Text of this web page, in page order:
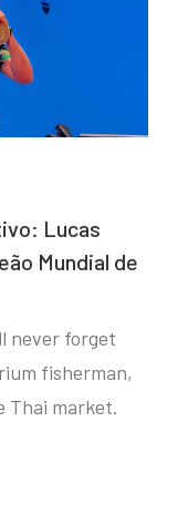
Lucas
Mundial de
never forget
fisherman,
Thai market.